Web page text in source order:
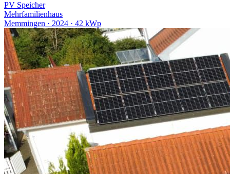
PV Speicher
Mehrfamilienhaus
Memmingen · 2024 · 42 kWp